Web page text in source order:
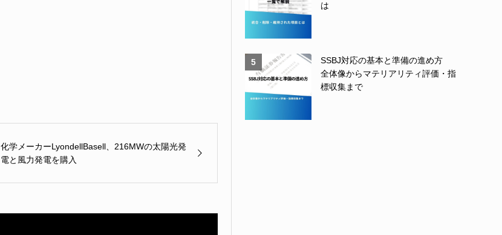
化学メーカーLyondellBasell、216MWの太陽光発
電と風力発電を購入
は
5
SSBJ対応の基本と準備の進め方
全体像からマテリアリティ評価・指
標収集まで